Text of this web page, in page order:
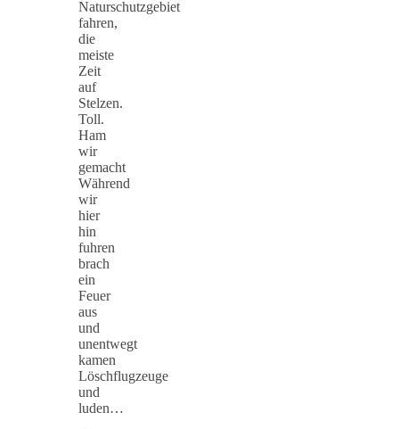
Naturschutzgebiet
fahren,
die
meiste
Zeit
auf
Stelzen.
Toll.
Ham
wir
gemacht
Während
wir
hier
hin
fuhren
brach
ein
Feuer
aus
und
unentwegt
kamen
Löschflugzeuge
und
luden…